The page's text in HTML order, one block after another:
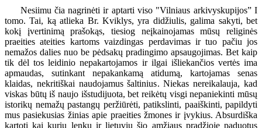
Nesiimu čia nagrinėti ir aptarti viso "Vilniaus arkivyskupijos” I
tomo. Tai, ką atlieka Br. Kviklys, yra didžiulis, galima sakyti, bet
kokį įvertinimą prašokąs, tiesiog neįkainojamas mūsų religinės
praeities ateities kartoms vaizdingas perdavimas ir tuo pačiu jos
nemažos dalies nuo be pėdsakų pradingimo apsaugojimas. Bet kaip
tik dėl tos leidinio nepakartojamos ir ilgai išliekančios vertės ima
apmaudas, sutinkant nepakankamą atidumą, kartojamas senas
klaidas, nekritiškai naudojamus šaltinius. Niekas nereikalauja, kad
viskas būtų iš naujo išstudijuota, bet reikėtų visgi nepaniekinti mūsų
istorikų nemažų pastangų peržiūrėti, patikslinti, paaiškinti, papildyti
mus pasiekusias žinias apie praeities žmones ir įvykius. Absurdiška
kartoti kai kurių lenkų ir lietuvių šio amžiaus pradžioje paduotus